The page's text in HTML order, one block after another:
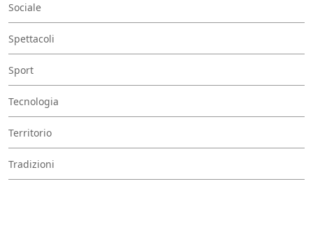
Sociale
Spettacoli
Sport
Tecnologia
Territorio
Tradizioni